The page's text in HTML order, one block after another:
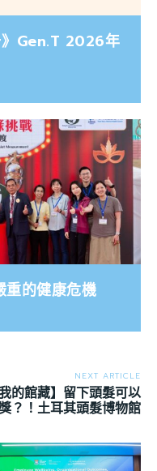
Gen.T 2026年
重的健康危機
NEXT ARTICLE
我的館藏】留下頭髮可以
？！土耳其頭髮博物館